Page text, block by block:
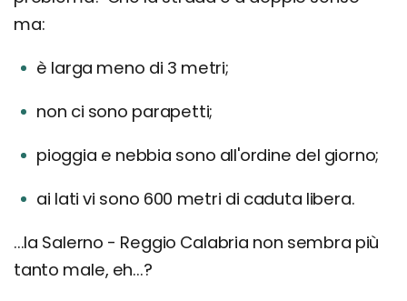
ma:
è larga meno di 3 metri;
non ci sono parapetti;
pioggia e nebbia sono all'ordine del giorno;
ai lati vi sono 600 metri di caduta libera.
...la Salerno - Reggio Calabria non sembra più
tanto male, eh...?